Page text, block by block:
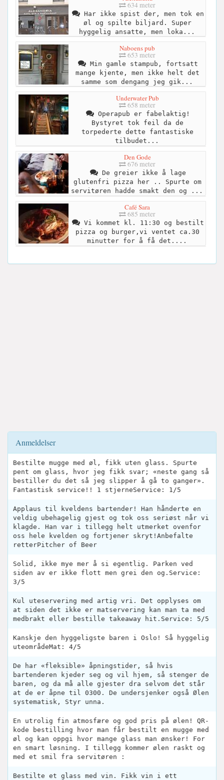
634 meter
Har ikke spist der, men tok en
øl og spilte biljard. Super
hyggelig ansatte, men loka...
Naboens pub
653 meter
Min gamle stampub, fortsatt
mange kjente, men ikke helt det
samme som dengang jeg gik...
Underwater Pub
658 meter
Operapub er fabelaktig!
Bystyret tok feil da de
torpederte dette fantastiske
tilbudet...
Den Gode
676 meter
De greier ikke å lage
glutenfri pizza her .. Spurte om
servitøren hadde smakt den og ...
Café Sara
685 meter
Vi kommet kl. 11:30 og bestilt
pizza og burger,vi ventet ca.30
minutter for å få det....
Anmeldelser
Bestilte mugge med øl, fikk uten glass. Spurte
pent om glass, hvor jeg fikk svar; «neste gang så
bestiller du det så jeg slipper å gå to ganger».
Fantastisk service!! 1 stjerneService: 1/5
Applaus til kveldens bartender! Han hånderte en
veldig ubehagelig gjest og tok oss seriøst når vi
klagde. Han var i tillegg helt utmerket ovenfor
oss hele kvelden og fortjener skryt!Anbefalte
retterPitcher of Beer
Solid, ikke mye mer å si egentlig. Parken ved
siden av er ikke flott men grei den og.Service:
3/5
Kul uteservering med artig vri. Det opplyses om
at siden det ikke er matservering kan man ta med
medbrakt eller bestille takeaway hit.Service: 5/5
Kanskje den hyggeligste baren i Oslo! Så hyggelig
uteområdeMat: 4/5
De har «fleksible» åpningstider, så hvis
bartenderen kjeder seg og vil hjem, så stenger de
baren, og da må alle gjester dra selvom det står
at de er åpne til 0300. De undersjenker også Ølen
systematisk, Styr unna.
En utrolig fin atmosfære og god pris på ølen! QR-
kode bestilling hvor man får bestilt en mugge med
øl og kan oppgi hvor mange glass man ønsker! For
en smart løsning. I tillegg kommer ølen raskt og
med et smil fra servitøren :
Bestilte et glass med vin. Fikk vin i ett